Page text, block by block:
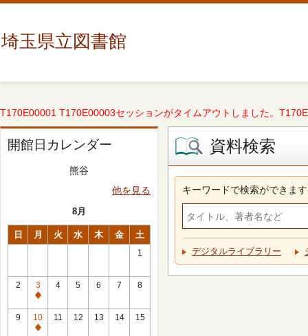
埼玉県立図書館
T170E00001 T170E00003セッションがタイムアウトしました。
開館日カレンダー
熊谷
他を見る
8月
日 月 火 水 木 金 土
1
2
3
休
館
日
4 5 6 7 8
9
10
休
11 12 13 14 15
資料検索
キーワードで検索ができます
デジタルライブラリー